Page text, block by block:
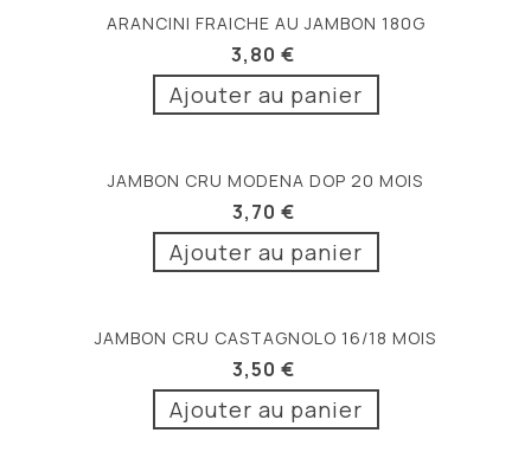
ARANCINI FRAICHE AU JAMBON 180G
3,80 €
Ajouter au panier
JAMBON CRU MODENA DOP 20 MOIS
3,70 €
Ajouter au panier
JAMBON CRU CASTAGNOLO 16/18 MOIS
3,50 €
Ajouter au panier